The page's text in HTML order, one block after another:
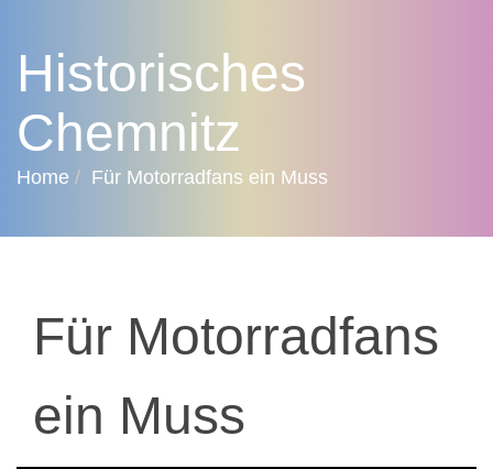
Historisches
Chemnitz
Home Für Motorradfans ein Muss
Für Motorradfans
ein Muss